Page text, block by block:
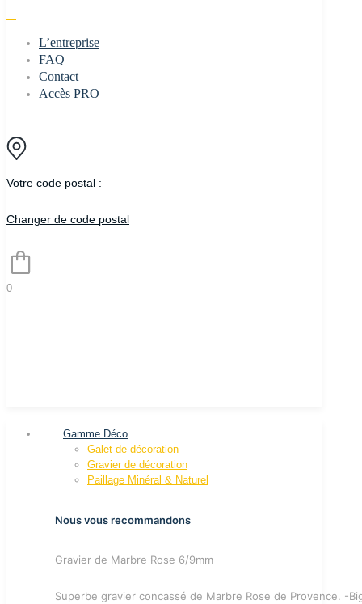
L’entreprise
FAQ
Contact
Accès PRO
Votre code postal :
Changer de code postal
0
Gamme Déco
Galet de décoration
Gravier de décoration
Paillage Minéral & Naturel
Nous vous recommandons
Gravier de Marbre Rose 6/9mm
Superbe gravier concassé de Marbre Rose de Provence. -